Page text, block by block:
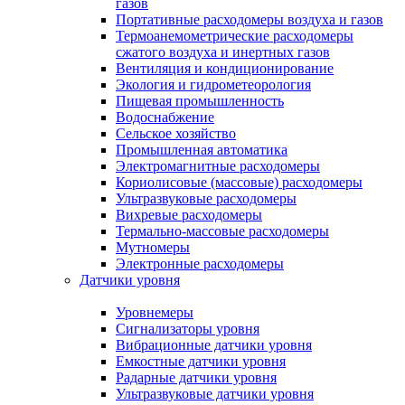
газов
Портативные расходомеры воздуха и газов
Термоанемометрические расходомеры
сжатого воздуха и инертных газов
Вентиляция и кондиционирование
Экология и гидрометеорология
Пищевая промышленность
Водоснабжение
Сельское хозяйство
Промышленная автоматика
Электромагнитные расходомеры
Кориолисовые (массовые) расходомеры
Ультразвуковые расходомеры
Вихревые расходомеры
Термально-массовые расходомеры
Мутномеры
Электронные расходомеры
Датчики уровня
Уровнемеры
Сигнализаторы уровня
Вибрационные датчики уровня
Емкостные датчики уровня
Радарные датчики уровня
Ультразвуковые датчики уровня